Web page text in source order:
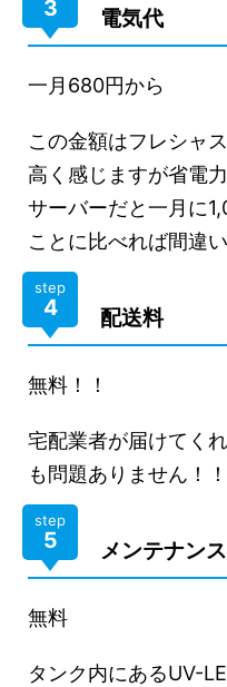
3 電気代
一月680円から
この金額はフレシャ
高く感じますが省電
サーバーだと一月に
ことに比べれば間違
step
4 配送料
無料！！
宅配業者が届けてく
も問題ありません！！
step
5 メンテナン
無料
タンク内にあるUV-